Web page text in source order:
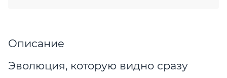
Описание
Эволюция, которую видно сразу